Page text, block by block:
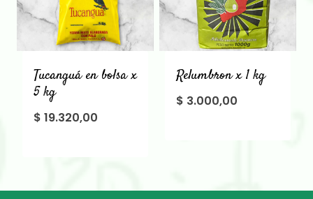
Tucanguá en bolsa x
5 kg
$ 19.320,00
Relumbron x 1 kg
$ 3.000,00